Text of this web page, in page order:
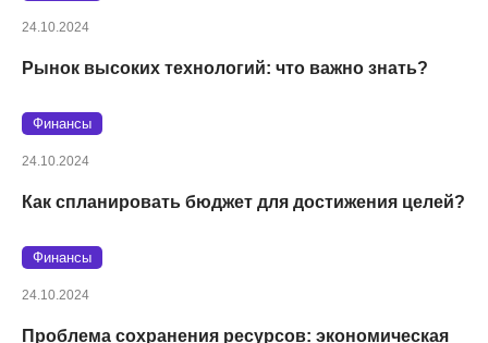
24.10.2024
Рынок высоких технологий: что важно знать?
Финансы
24.10.2024
Как спланировать бюджет для достижения целей?
Финансы
24.10.2024
Проблема сохранения ресурсов: экономическая